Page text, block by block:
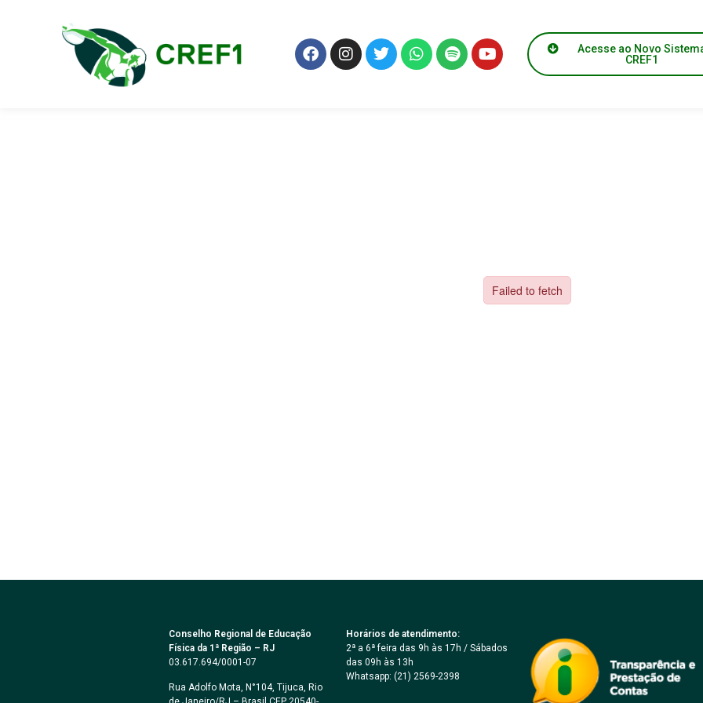
Acesse ao Novo
CREF1
Conselho Regional de Educação
Física da 1ª Região – RJ
03.617.694/0001-07
Rua Adolfo Mota, N°104, Tijuca, Rio
Horários de atendimento:
2ª a 6ª feira das 9h às 17h / Sábados
das 09h às 13h
Whatsapp: (21) 2569-2398